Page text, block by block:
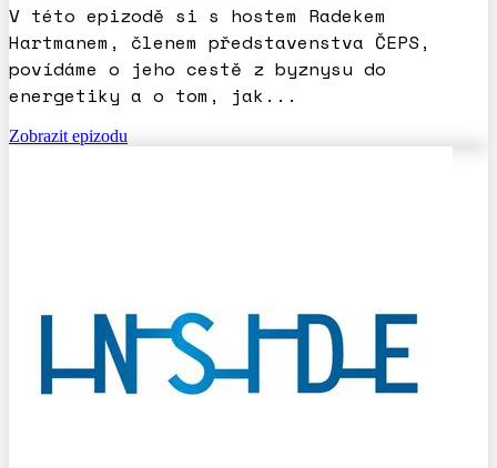
V této epizodě si s hostem Radekem
Hartmanem, členem představenstva ČEPS,
povídáme o jeho cestě z byznysu do
energetiky a o tom, jak...
Zobrazit epizodu